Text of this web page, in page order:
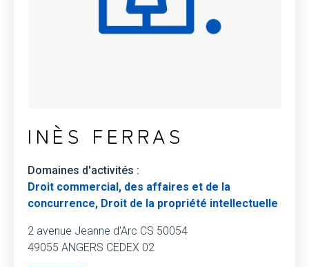
INÈS FERRAS
Domaines d'activités :
Droit commercial, des affaires et de la
concurrence, Droit de la propriété intellectuelle
2 avenue Jeanne d'Arc CS 50054
49055 ANGERS CEDEX 02